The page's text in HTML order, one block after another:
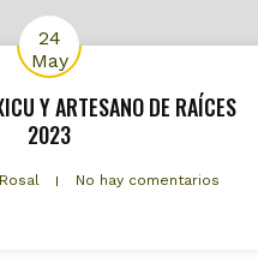
24
May
Y ARTESANO DE RAÍCES
2023
No hay comentarios